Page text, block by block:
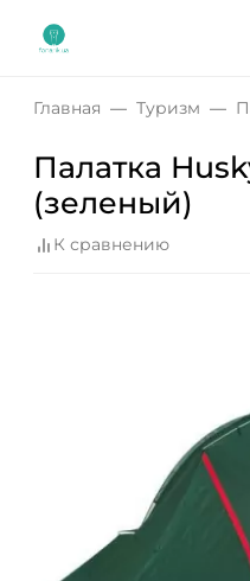
Главная Туризм
Палатка
(зеленый)
К сравнению